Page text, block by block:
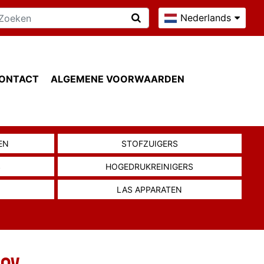
Nederlands
ALGEMENE VOORWAARDEN
STOFZUIGERS
HOGEDRUKREINIGERS
LAS APPARATEN